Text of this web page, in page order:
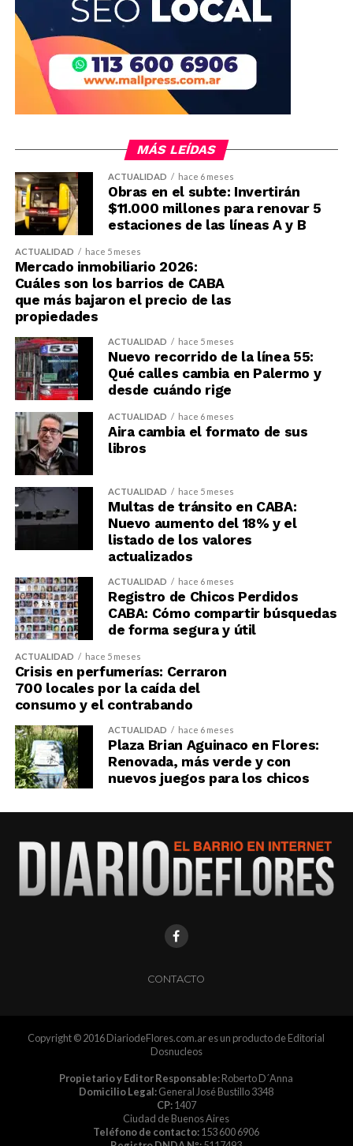
MÁS LEÍDAS
ACTUALIDAD hace 6 meses
Obras en el subte: Invertirán
$11.000 millones para renovar 5
estaciones de las líneas A y B
ACTUALIDAD hace 5 meses
Mercado inmobiliario 2026:
Cuáles son los barrios de CABA
que más bajaron el precio de las
propiedades
ACTUALIDAD hace 5 meses
Nuevo recorrido de la línea 55:
Qué calles cambia en Palermo y
desde cuándo rige
ACTUALIDAD hace 6 meses
Aira cambia el formato de sus
libros
ACTUALIDAD hace 5 meses
Multas de tránsito en CABA:
Nuevo aumento del 18% y el
listado de los valores
actualizados
ACTUALIDAD hace 6 meses
Registro de Chicos Perdidos
CABA: Cómo compartir búsquedas
de forma segura y útil
ACTUALIDAD hace 5 meses
Crisis en perfumerías: Cerraron
700 locales por la caída del
consumo y el contrabando
ACTUALIDAD hace 6 meses
Plaza Brian Aguinaco en Flores:
Renovada, más verde y con
nuevos juegos para los chicos
CONTACTO
Copyright © 2016 DiariodeFlores.com.ar es un producto de Editorial
Dosnucleos
Propietario y Editor Responsable:Roberto D´Anna
Domicilio Legal:General José Bustillo 3348
CP:1407
Ciudad de Buenos Aires
Teléfono de contacto:153 600 6906